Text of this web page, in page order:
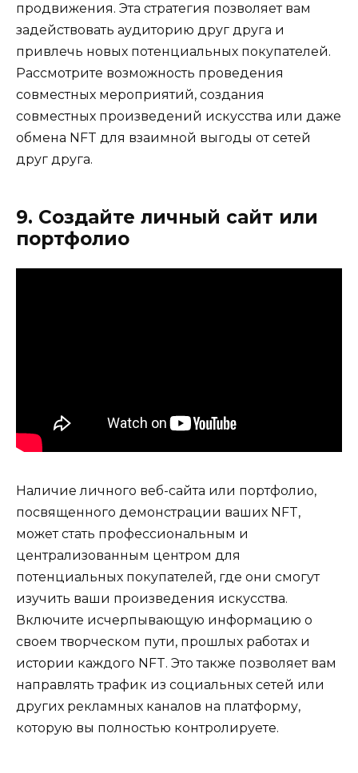
продвижения. Эта стратегия позволяет вам
задействовать аудиторию друг друга и
привлечь новых потенциальных покупателей.
Рассмотрите возможность проведения
совместных мероприятий, создания
совместных произведений искусства или даже
обмена NFT для взаимной выгоды от сетей
друг друга.
9. Создайте личный сайт или
портфолио
Наличие личного веб-сайта или портфолио,
посвященного демонстрации ваших NFT,
может стать профессиональным и
централизованным центром для
потенциальных покупателей, где они смогут
изучить ваши произведения искусства.
Включите исчерпывающую информацию о
своем творческом пути, прошлых работах и ​​
истории каждого NFT. Это также позволяет вам
направлять трафик из социальных сетей или
других рекламных каналов на платформу,
которую вы полностью контролируете.